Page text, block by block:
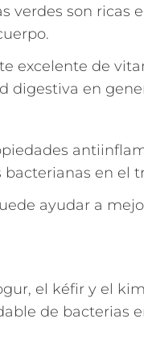
verdes son
excelente de
digestiva en
en el
ayudar a
el kéfir y el
de bacterias